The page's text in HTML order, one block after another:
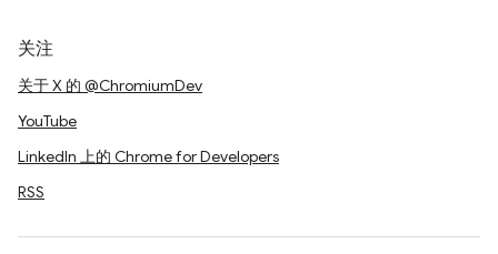
关注
关于 X 的 @ChromiumDev
YouTube
LinkedIn 上的 Chrome for Developers
RSS